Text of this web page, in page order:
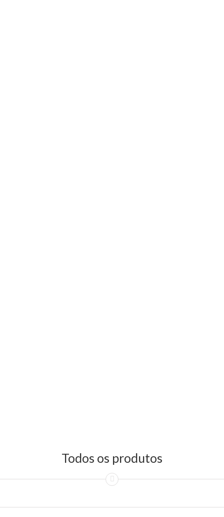
Todos os produtos